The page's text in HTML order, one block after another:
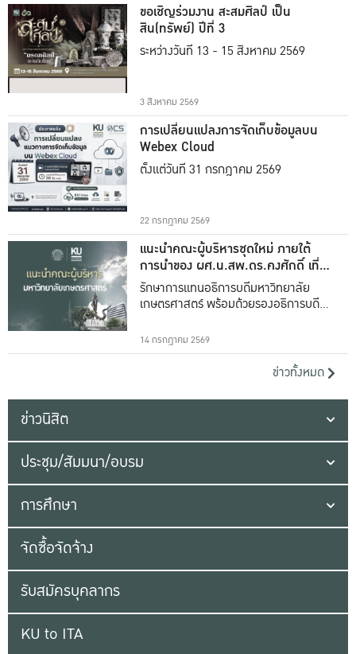
ขอเชิญร่วมงาน สะสมศิลป์ เป็น
สิน(ทรัพย์) ปีที่ 3
ระหว่างวันที่ 13 - 15 สิงหาคม 2569
3 สิงหาคม 2569
การเปลี่ยนแปลงการจัดเก็บข้อมูลบน
Webex Cloud
ตั้งแต่วันที่ 31 กรกฎาคม 2569
22 กรกฎาคม 2569
แนะนำคณะผู้บริหารชุดใหม่ ภายใต้
การนำของ ผศ.น.สพ.ดร.คงศักดิ์ เที่ยง
ธรรม
รักษาการแทนอธิการบดีมหาวิทยาลัย
เกษตรศาสตร์ พร้อมด้วยรองอธิการบดีทั้ง
14 กรกฎาคม 2569
ข่าวทั้งหมด
ข่าวนิสิต
ประชุม/สัมมนา/อบรม
การศึกษา
จัดซื้อจัดจ้าง
รับสมัครบุคลากร
KU to ITA